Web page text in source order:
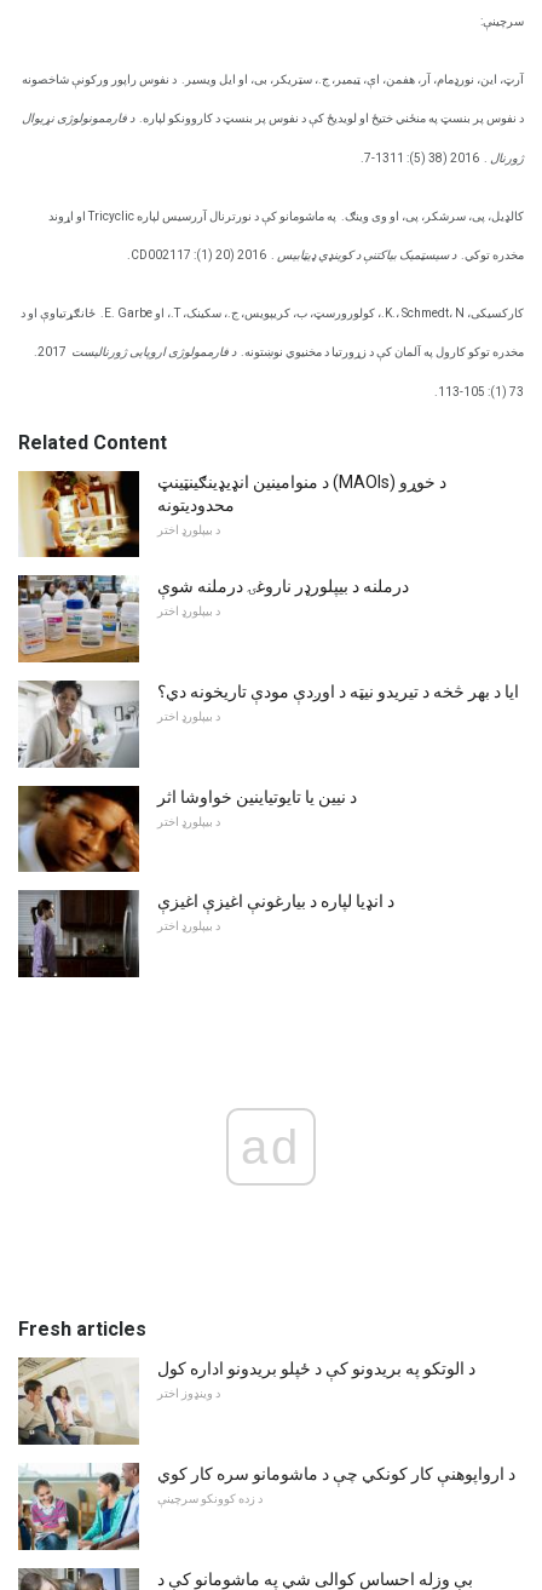
سرچینې:
آرټ، این، نورډمام، آر، هفمن، اې، ټیمیر، ج.، سټریکر، بی، او ایل ویسیر. د نفوس راپور ورکونې شاخصونه
د نفوس پر بنسټ په منځني ختیځ او لویدیځ کې د نفوس پر بنسټ د کاروونکو لپاره. د فارممونولوژی نړیوال
ژورنال 2016 (38 (5): 1311-7.
کالډیل، پی، سرشکر، پی، او وی وینګ. په ماشومانو کې د نورترنال آررسیس لپاره Tricyclic او اړوند
مخدره توکي. د سیسټمیک بیاکتنې د کوینډي ډیټابیس 2016 (20 (1): CD002117.
کارکسيکی، K.، Schmedt، N.، کولورورسټ، ب، کریپویس، ج.، سکینک، T.، او E. Garbe. ځانګړتیاوې او د
مخدره توکو کارول په آلمان کې د زړورتیا د مخنیوي نوښتونه. د فارممولوژی اروپایی ژورنالیست 2017.
73 (1): 105-113.
Related Content
د منوامینین انډیډینګینټینټ (MAOIs) د خوړو
محدوديتونه
د بیپلورډ اختر
درملنه د بیپلورډر ناروغۍ درملنه شوې
د بیپلورډ اختر
ایا د بهر څخه د تیریدو نیټه د اوږدې مودې تاریخونه دي؟
د بیپلورډ اختر
د نیین یا تایوتیاینین خواوشا اثر
د بیپلورډ اختر
د انډیا لپاره د بیارغونې اغیزې اغیزې
د بیپلورډ اختر
ad
Fresh articles
د الوتکو په بریدونو کې د ځپلو بریدونو اداره کول
د وینډوز اختر
د ارواپوهنې کار کونکي چې د ماشومانو سره کار کوي
د زده کوونکو سرچینې
بې وزله احساس کوالی شي په ماشومانو کې د